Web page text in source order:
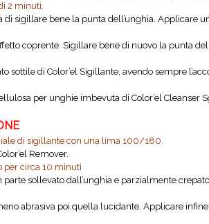
2 minuti.
sigillare bene la punta dell’unghia. Applicare
coprente. Sigillare bene di nuovo la punta
di Color’el Sigillante, avendo sempre
per unghie imbevuta di Color’el Cleanser
di sigillante con una lima 100/180.
Remover.
per circa 10 minuti
sollevato dall’unghia e parzialmente
abrasiva poi quella lucidante. Applicare infine